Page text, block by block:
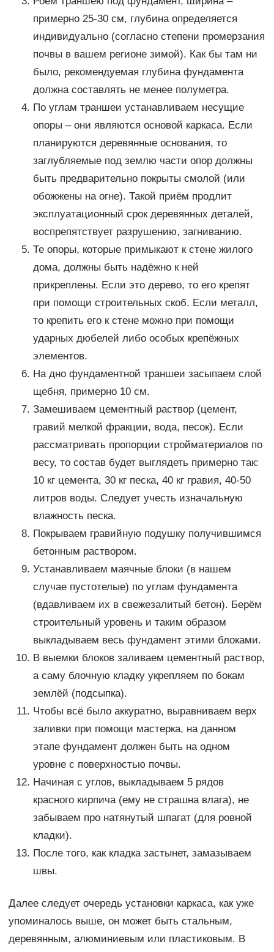
примерно 25-30 см, глубина определяется
индивидуально (согласно степени промерзания
почвы в вашем регионе зимой). Как бы там ни
было, рекомендуемая глубина фундамента
должна составлять не менее полуметра.
По углам траншеи устанавливаем несущие
опоры – они являются основой каркаса. Если
планируются деревянные основания, то
заглубляемые под землю части опор должны
быть предварительно покрыты смолой (или
обожжены на огне). Такой приём продлит
эксплуатационный срок деревянных деталей,
воспрепятствует разрушению, загниванию.
Те опоры, которые примыкают к стене жилого
дома, должны быть надёжно к ней
прикреплены. Если это дерево, то его крепят
при помощи строительных скоб. Если металл,
то крепить его к стене можно при помощи
ударных дюбелей либо особых крепёжных
элементов.
На дно фундаментной траншеи засыпаем слой
щебня, примерно 10 см.
Замешиваем цементный раствор (цемент,
гравий мелкой фракции, вода, песок). Если
рассматривать пропорции стройматериалов по
весу, то состав будет выглядеть примерно так:
10 кг цемента, 30 кг песка, 40 кг гравия, 40-50
литров воды. Следует учесть изначальную
влажность песка.
Покрываем гравийную подушку получившимся
бетонным раствором.
Устанавливаем маячные блоки (в нашем
случае пустотелые) по углам фундамента
(вдавливаем их в свежезалитый бетон). Берём
строительный уровень и таким образом
выкладываем весь фундамент этими блоками.
В выемки блоков заливаем цементный раствор,
а саму блочную кладку укрепляем по бокам
землёй (подсыпка).
Чтобы всё было аккуратно, выравниваем верх
заливки при помощи мастерка, на данном
этапе фундамент должен быть на одном
уровне с поверхностью почвы.
Начиная с углов, выкладываем 5 рядов
красного кирпича (ему не страшна влага), не
забываем про натянутый шпагат (для ровной
кладки).
После того, как кладка застынет, замазываем
швы.
Далее следует очередь установки каркаса, как уже
упоминалось выше, он может быть стальным,
деревянным, алюминиевым или пластиковым. В